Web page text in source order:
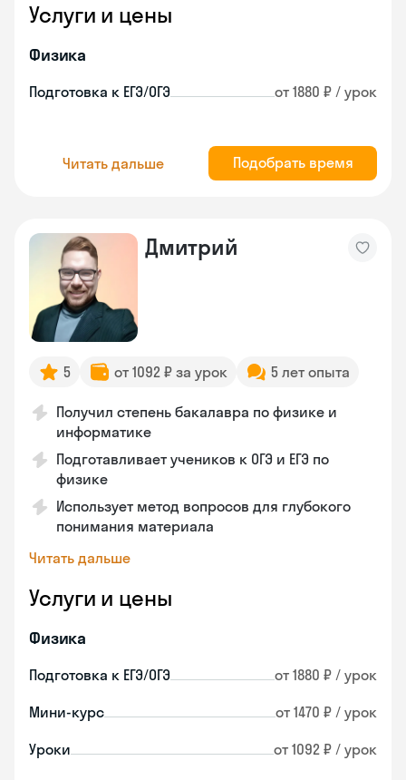
Услуги и цены
Физика
Подготовка к ЕГЭ/ОГЭ от 1880 ₽ / урок
Читать дальше Подобрать время
Дмитрий
5 от 1092 ₽ за урок 5 лет опыта
Получил степень бакалавра по физике и
информатике
Подготавливает учеников к ОГЭ и ЕГЭ по
физике
Использует метод вопросов для глубокого
понимания материала
Читать дальше
Услуги и цены
Физика
Подготовка к ЕГЭ/ОГЭ от 1880 ₽ / урок
Мини-курс от 1470 ₽ / урок
Уроки от 1092 ₽ / урок